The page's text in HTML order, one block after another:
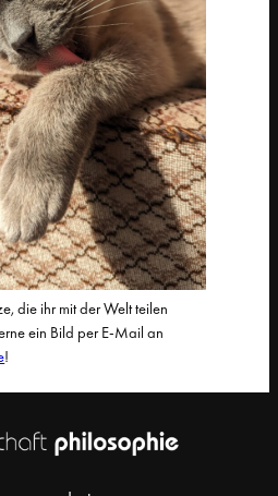
die ihr mit der Welt teilen
ein Bild per E-Mail an
!